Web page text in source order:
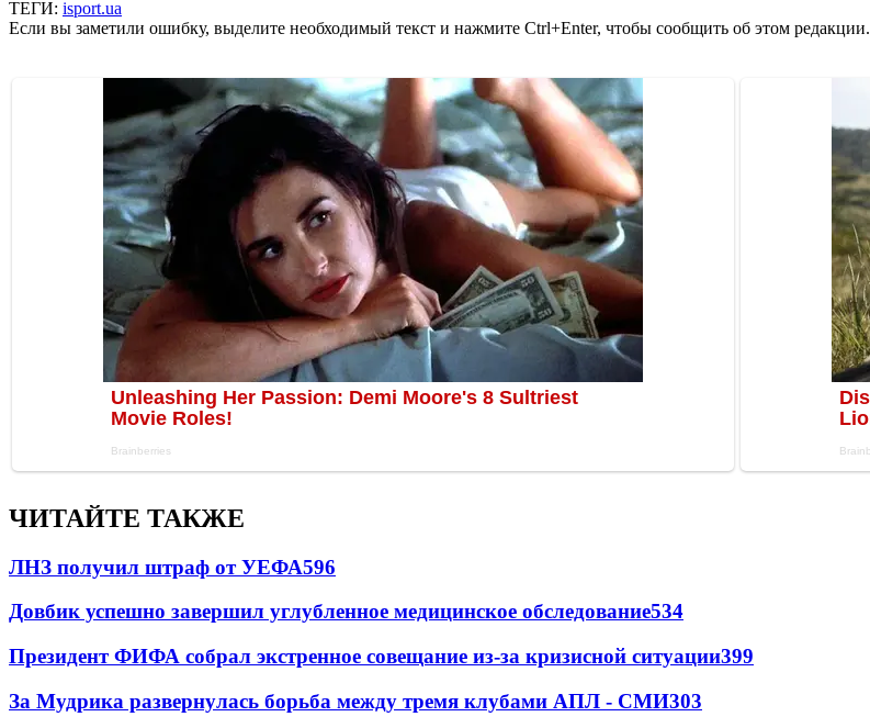
ТЕГИ: isport.ua
Если вы заметили ошибку, выделите необходимый текст и нажмите Ctrl+Enter, чтобы сообщить об этом редакции.
ЧИТАЙТЕ ТАКЖЕ
ЛНЗ получил штраф от УЕФА596
Довбик успешно завершил углубленное медицинское обследование534
Президент ФИФА собрал экстренное совещание из-за кризисной ситуации399
За Мудрика развернулась борьба между тремя клубами АПЛ - СМИ303